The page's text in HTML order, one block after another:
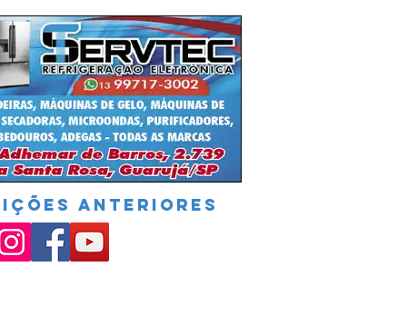
ANTERIORES